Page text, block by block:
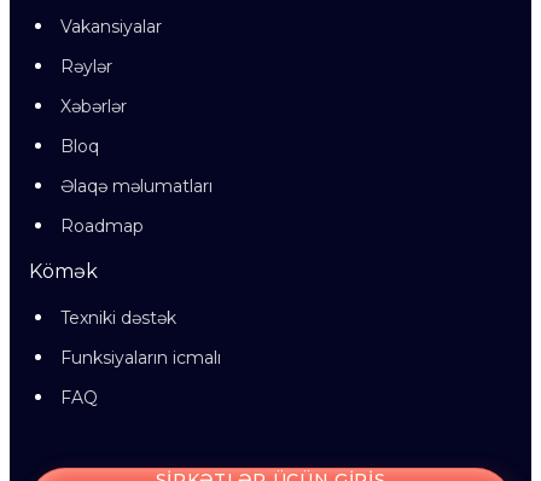
Vakansiyalar
Rəylər
Xəbərlər
Bloq
Əlaqə məlumatları
Roadmap
Kömək
Texniki dəstək
Funksiyaların icmalı
FAQ